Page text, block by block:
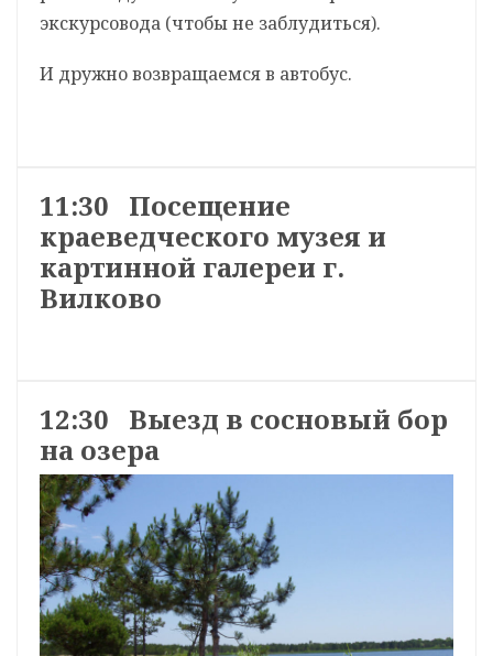
экскурсовода (чтобы не заблудиться).
И дружно возвращаемся в автобус.
11:30 Посещение
краеведческого музея и
картинной галереи г.
Вилково
12:30 Выезд в сосновый бор
на озера